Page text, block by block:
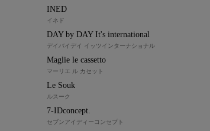
INED
イネド
DAY by DAY It's international
デイバイデイ イッツインターナショナル
Maglie le cassetto
マーリエ ル カセット
Le Souk
ルスーク
7-IDconcept.
セブンアイディーコンセプト